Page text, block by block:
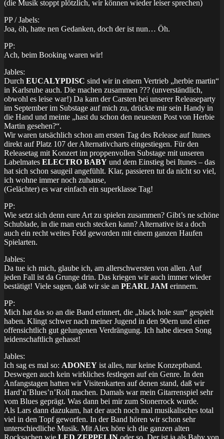
(die Musik stoppt plötzlich, wir können wieder leiser sprechen)
PP / Jabels:
Joa, öh, hatte nen Gedanken, doch der ist nun… Öh.
PP:
Ach, beim Booking waren wir!
Jables:
Durch EUCALYPDISC sind wir in einem Vertrieb „herbie martin“
in Karlsruhe auch. Die machen zusammen ??? (unverständlich,
obwohl es leise war!) Da kam der Carsten bei unserer Releaseparty
im September im Substage auf mich zu, drückte mir sein Handy in
die Hand und meinte „hast du schon den neuesten Post von Herbie
Martin gesehen?“.
Wir waren tatsächlich schon am ersten Tag des Release auf Itunes
direkt auf Platz 107 der Alternativcharts eingestiegen. Für den
Releasetag mit Konzert im proppenvollen Substage mit unseren
Labelmates ELECTRO BABY und dem Einstieg bei Itunes – das
hat sich schon saugeil angefühlt. Klar, passieren tut da nicht so viel,
ich wohne immer noch zuhause,
(Gelächter) es war einfach ein superklasse Tag!
PP:
Wie setzt sich denn eure Art zu spielen zusammen? Gibt’s ne schöne
Schublade, in die man euch stecken kann? Alternative ist a doch
auch ein recht weites Feld geworden mit einem ganzen Haufen
Spielarten.
Jables:
Da tue ich mich, glaube ich, am allerschwersten von allen. Auf
jeden Fall ist da Grunge drin. Das kriegen wir auch immer wieder
bestätigt! Viele sagen, daß wir sie an PEARL JAM erinnern.
PP:
Mich hat das so an die Band erinnert, die „black hole sun“ gespielt
haben. Klingt schwer nach meiner Jugend in den 90ern und einer
offensichtlich gut gelungenen Verdrängung. Ich habe diesen Song
leidenschaftlich gehasst!
Jables:
Ich sag es mal so: ADONEY ist alles, nur keine Konzeptband.
Deswegen auch kein wirkliches festlegen auf ein Genre. In den
Anfangstagen hatten wir Visitenkarten auf denen stand, daß wir
Hard’n’Blues’n’Roll machen. Damals war mein Gitarrenspiel sehr
vom Blues geprägt. Was dann bei mir zum Stonerrock wurde.
Als Lars dann dazukam, hat der auch noch mal musikalisches total
viel in den Topf geworfen. In der Band hören wir schon sehr
unterschiedliche Musik. Mit Alex höre ich die ganzen alten
Rocksachen wie LED ZEPPELIN oder so. Der ist ja als Baby von